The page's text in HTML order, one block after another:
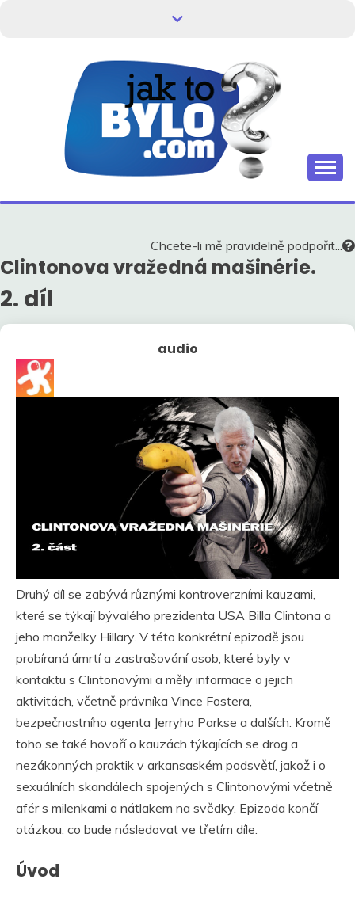
HISTORIE V
SOUVISLOSTECH
Chcete-li mě pravidelně podpořit...
Clintonova vražedná mašinérie.
2. díl
audio
Druhý díl se zabývá různými kontroverzními kauzami,
které se týkají bývalého prezidenta USA Billa Clintona a
jeho manželky Hillary. V této konkrétní epizodě jsou
probíraná úmrtí a zastrašování osob, které byly v
kontaktu s Clintonovými a měly informace o jejich
aktivitách, včetně právníka Vince Fostera,
bezpečnostního agenta Jerryho Parkse a dalších. Kromě
toho se také hovoří o kauzách týkajících se drog a
nezákonných praktik v arkansaském podsvětí, jakož i o
sexuálních skandálech spojených s Clintonovými včetně
afér s milenkami a nátlakem na svědky. Epizoda končí
otázkou, co bude následovat ve třetím díle.
Úvod